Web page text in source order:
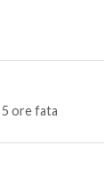
5 ore fata